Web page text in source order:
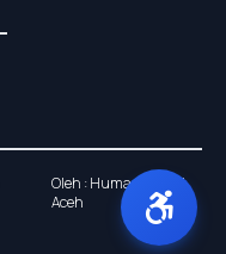
Oleh : Humas Kanwil
Aceh